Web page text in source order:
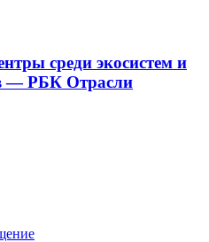
среди экосистем и
— РБК Отрасли